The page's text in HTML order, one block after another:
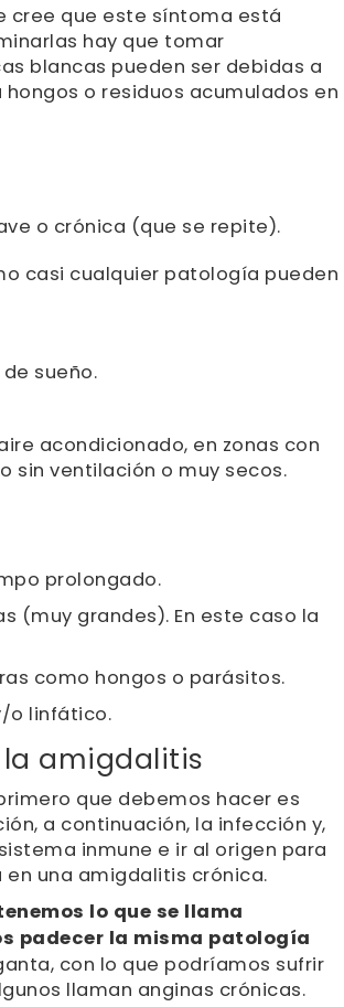
cree que este síntoma está
hay que tomar
blancas pueden ser debidas a
o residuos acumulados en
o crónica (que se repite).
casi cualquier patología pueden
sueño.
acondicionado, en zonas con
sin ventilación o muy secos.
prolongado.
(muy grandes). En este caso la
como hongos o parásitos.
o linfático.
amigdalitis
que debemos hacer es
a continuación, la infección y,
inmune e ir al origen para
una amigdalitis crónica.
lo que se llama
padecer la misma patología
con lo que podríamos sufrir
llaman anginas crónicas.